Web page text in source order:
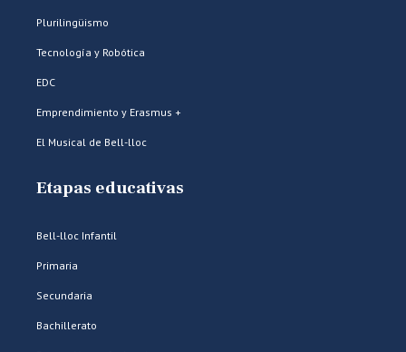
Plurilingüismo
Tecnología y Robótica
EDC
Emprendimiento y Erasmus +
El Musical de Bell-lloc
Etapas educativas
Bell-lloc Infantil
Primaria
Secundaria
Bachillerato